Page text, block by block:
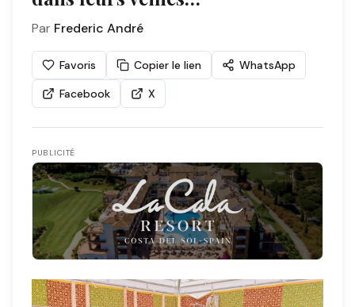
Par Frederic André
Favoris Copier le lien
WhatsApp
Facebook
X
PUBLICITÉ